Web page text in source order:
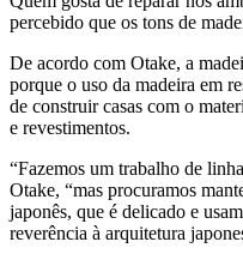
percebido que os tons de
De acordo com Otake, a
porque o uso da madeira em
de construir casas com o
e revestimentos.
“Fazemos um trabalho de
Otake, “mas procuramos
japonês, que é delicado e
reverência à arquitetura